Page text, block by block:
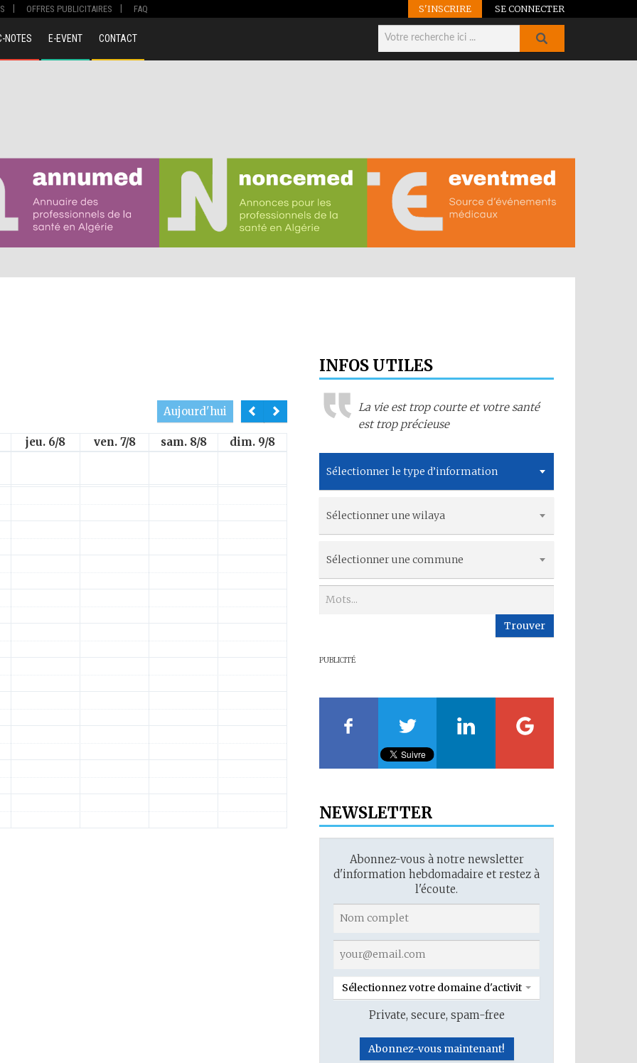
OFFRES PUBLICITAIRES FAQ S'INSCRIRE SE CONNECTER
NOTES E-EVENT CONTACT
Aujourd'hui
jeu. 6/8 ven. 7/8 sam. 8/8
dim. 9/8
INFOS UTILES
La vie est trop courte et votre santé
est trop précieuse
Sélectionner le type d’information
Sélectionner une wilaya
Sélectionner une commune
Trouver
PUBLICITÉ
NEWSLETTER
Abonnez-vous à notre newsletter
d'information hebdomadaire et restez à
l'écoute.
Sélectionnez votre domaine d'activité
Private, secure, spam-free